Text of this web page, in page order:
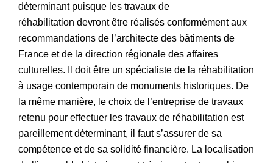
déterminant puisque les travaux de
réhabilitation devront être réalisés conformément aux
recommandations de l’architecte des bâtiments de
France et de la direction régionale des affaires
culturelles. Il doit être un spécialiste de la réhabilitation
à usage contemporain de monuments historiques. De
la même manière, le choix de l’entreprise de travaux
retenu pour effectuer les travaux de réhabilitation est
pareillement déterminant, il faut s’assurer de sa
compétence et de sa solidité financière. La localisation